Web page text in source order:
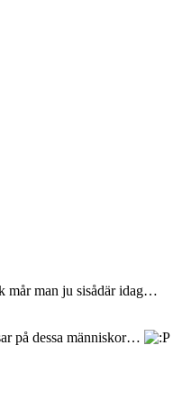
mår man ju sisådär idag…
på dessa människor…